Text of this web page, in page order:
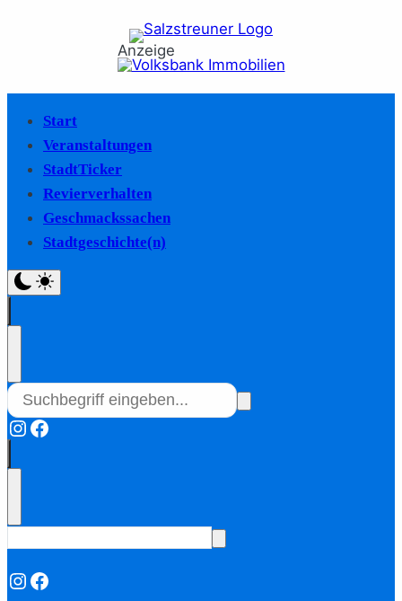
Anzeige
Start
Veranstaltungen
StadtTicker
Revierverhalten
Geschmackssachen
Stadtgeschichte(n)
Instagram
Facebook
Instagram
Facebook